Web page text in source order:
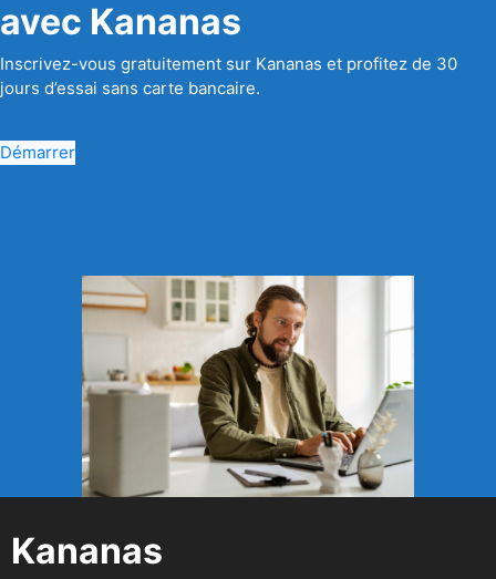
avec Kananas
Inscrivez-vous gratuitement sur Kananas et profitez de 30
jours d’essai sans carte bancaire.
Démarrer
Kananas